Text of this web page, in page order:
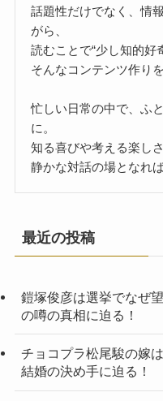
話題性だけでなく、情
がら、
読むことで“少し知的好
そんなコンテンツ作り
忙しい日常の中で、ふ
に。
知る喜びや考える楽し
静かな対話の場となれ
最近の投稿
鎧塚俊彦は選挙でなぜ
の噂の真相に迫る！
チョコプラ松尾駿の嫁
結婚の決め手に迫る！